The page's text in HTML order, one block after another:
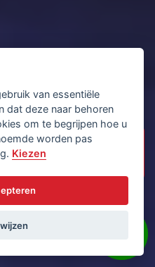
van essentiële
dat deze naar behoren
om te begrijpen hoe u
worden pas
Kiezen